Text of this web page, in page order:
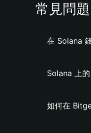
常見問題
在 Solana
Solana 上
如何在